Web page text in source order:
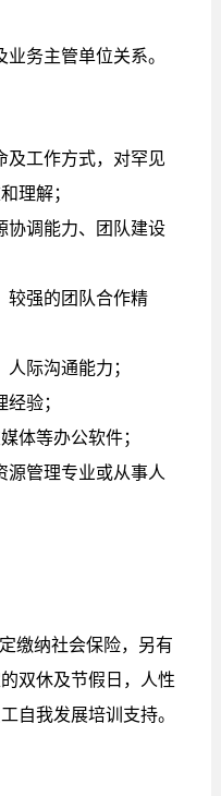
务主管单位关系。
及工作方式，对罕见
理解；
协调能力、团队建设
较强的团队合作精
际沟通能力；
验；
体等办公软件；
源管理专业或从事人
缴纳社会保险，另有
双休及节假日，人性
自我发展培训支持。